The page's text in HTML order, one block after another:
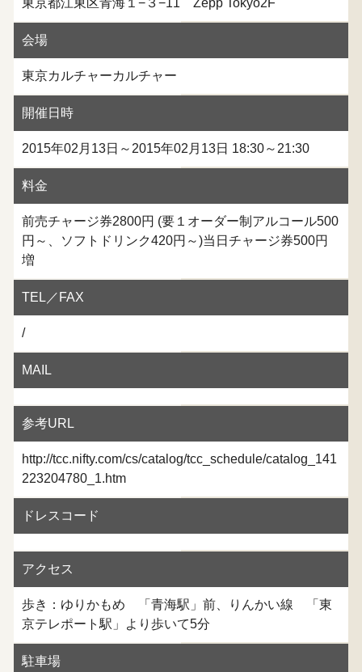
東京都江東区青海１−３−11 Zepp Tokyo2F
会場
東京カルチャーカルチャー
開催日時
2015年02月13日～2015年02月13日 18:30～21:30
料金
前売チャージ券2800円 (要１オーダー制アルコール500
円～、ソフトドリンク420円～)当日チャージ券500円
増
TEL／FAX
/
MAIL
参考URL
http://tcc.nifty.com/cs/catalog/tcc_schedule/catalog_141
223204780_1.htm
ドレスコード
アクセス
歩き：ゆりかもめ 「青海駅」前、りんかい線 「東
京テレポート駅」より歩いて5分
駐車場